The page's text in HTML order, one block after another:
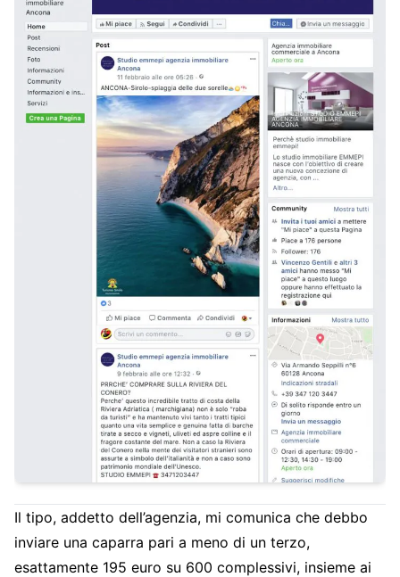
Il tipo, addetto dell’agenzia, mi comunica che debbo
inviare una caparra pari a meno di un terzo,
esattamente 195 euro su 600 complessivi, insieme ai